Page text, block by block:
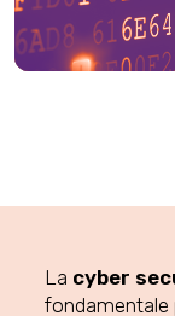
La cyber
fondamentale